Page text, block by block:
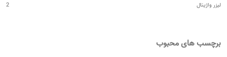
لیزر واژینال 2
برچسب های محبوب